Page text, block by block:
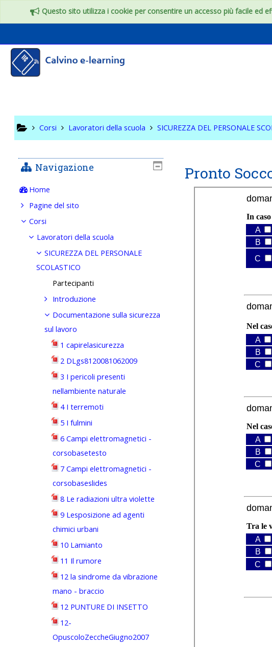
Questo sito utilizza i cookie per consentire un accesso più facile ed
Corsi Lavoratori della scuola SICUREZZA DEL PERSONALE
Pronto
Navigazione
Home
Pagine del sito
Corsi
Lavoratori della scuola
SICUREZZA DEL PERSONALE
SCOLASTICO
Partecipanti
Introduzione
Documentazione sulla sicurezza
sul lavoro
1 capirelasicurezza
2 DLgs8120081062009
3 I pericoli presenti
nellambiente naturale
4 I terremoti
5 I fulmini
6 Campi elettromagnetici -
corsobasetesto
7 Campi elettromagnetici -
corsobaseslides
8 Le radiazioni ultra violette
9 Lesposizione ad agenti
chimici urbani
10 Lamianto
11 Il rumore
12 la sindrome da vibrazione
mano - braccio
12 PUNTURE DI INSETTO
12-
OpuscoloZeccheGiugno2007